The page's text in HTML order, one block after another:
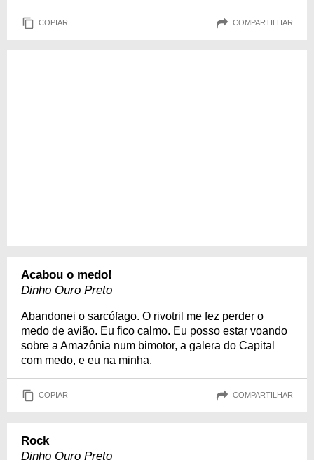
COPIAR COMPARTILHAR
Acabou o medo!
Dinho Ouro Preto
Abandonei o sarcófago. O rivotril me fez perder o
medo de avião. Eu fico calmo. Eu posso estar voando
sobre a Amazônia num bimotor, a galera do Capital
com medo, e eu na minha.
COPIAR COMPARTILHAR
Rock
Dinho Ouro Preto